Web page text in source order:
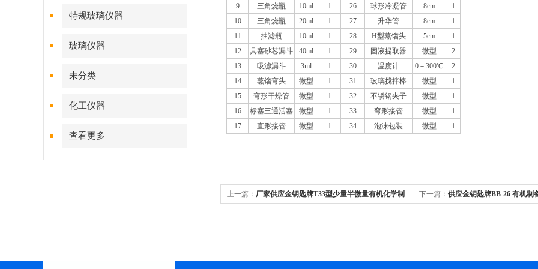
特规玻璃仪器
玻璃仪器
未分类
化工仪器
查看更多
9
三角烧瓶 10ml 1 26 球形冷凝管 8cm
1
10
三角烧瓶 20ml 1 27 升华管 8cm
1
11
抽滤瓶 10ml 1 28 H型蒸馏头 5cm
1
12
具塞砂芯漏斗 40ml 1 29 固液提取器 微型
2
13
吸滤漏斗 3ml 1 30 温度计 0 －300℃
2
14
蒸馏弯头 微型 1 31 玻璃搅拌棒 微型
1
15
弯形干燥管 微型 1 32 不锈钢夹子 微型
1
16
标塞三通活塞 微型 1 33 弯形接管 微型
1
17
直形接管 微型 1 34 泡沫包装 微型 1
上一篇： 厂家供应金钥匙牌T33型少量半微量有机化学制 下一篇： 供应金钥匙牌BB-26 有机制